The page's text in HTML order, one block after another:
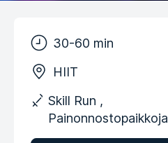
30-60 min
HIIT
Skill Run ,
Painonnostopaikkoja